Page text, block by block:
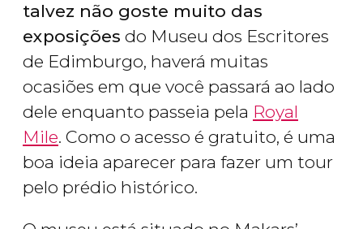
talvez não goste muito das
exposições do Museu dos Escritores
de Edimburgo, haverá muitas
ocasiões em que você passará ao lado
dele enquanto passeia pela Royal
Mile. Como o acesso é gratuito, é uma
boa ideia aparecer para fazer um tour
pelo prédio histórico.